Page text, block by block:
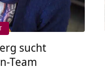
sucht
Team